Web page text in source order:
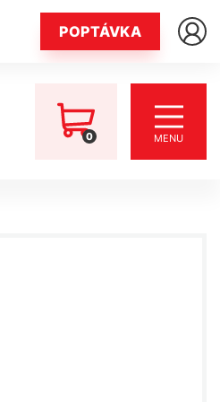
POPTÁVKA
0 MENU